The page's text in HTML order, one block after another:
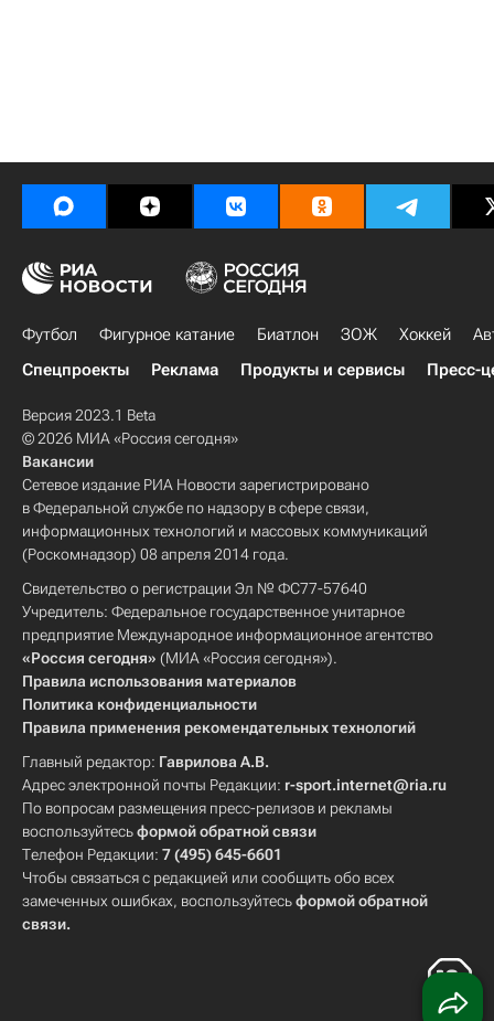
Футбол Фигурное катание Биатлон ЗОЖ Хоккей
Спецпроекты
Реклама Продукты и сервисы Пресс-
Версия 2023.1 Beta
© 2026 МИА «Россия сегодня»
Вакансии
Сетевое издание РИА Новости зарегистрировано
в Федеральной службе по надзору в сфере связи,
информационных технологий и массовых коммуникаций
(Роскомнадзор) 08 апреля 2014 года.
Свидетельство о регистрации Эл № ФС77-57640
Учредитель: Федеральное государственное унитарное
предприятие Международное информационное агентство
«Россия сегодня» (МИА «Россия сегодня»).
Правила использования материалов
Политика конфиденциальности
Правила применения рекомендательных технологий
Главный редактор: Гаврилова А.В.
Адрес электронной почты Редакции: r-sport.internet@ria.ru
По вопросам размещения пресс-релизов и рекламы
воспользуйтесьформой обратной связи
Телефон Редакции: 7 (495) 645-6601
Чтобы связаться с редакцией или сообщить обо всех
замеченных ошибках, воспользуйтесьформой обратной
связи.